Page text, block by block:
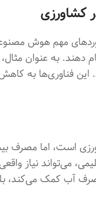
مهم هوش
به عنوان مثال،
فناوری‌ها به
است، اما
می‌تواند نیاز
آب کمک می‌کند،